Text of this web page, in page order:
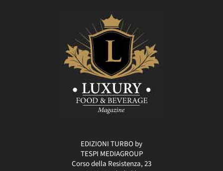
EDIZIONI TURBO by
TESPI MEDIAGROUP
Corso della Resistenza, 23